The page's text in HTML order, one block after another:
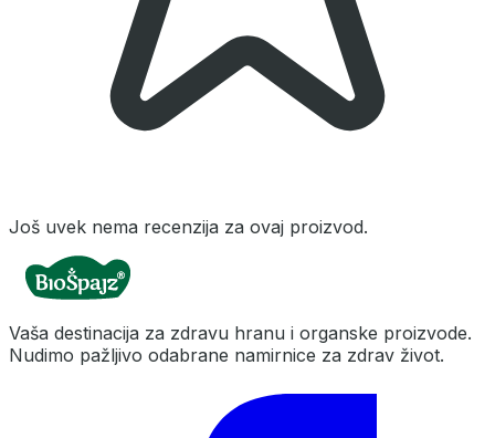
Još uvek nema recenzija za ovaj proizvod.
Vaša destinacija za zdravu hranu i organske proizvode.
Nudimo pažljivo odabrane namirnice za zdrav život.